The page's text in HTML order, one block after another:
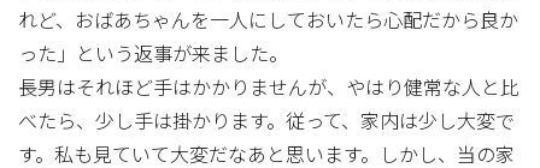
れど、おばあちゃんを一人にしておいたら心配だから良か
った」という返事が来ました。
長男はそれほど手はかかりませんが、やはり健常な人と比
べたら、少し手は掛かります。従って、家内は少し大変で
す。私も見ていて大変だなあと思います。しかし、当の家